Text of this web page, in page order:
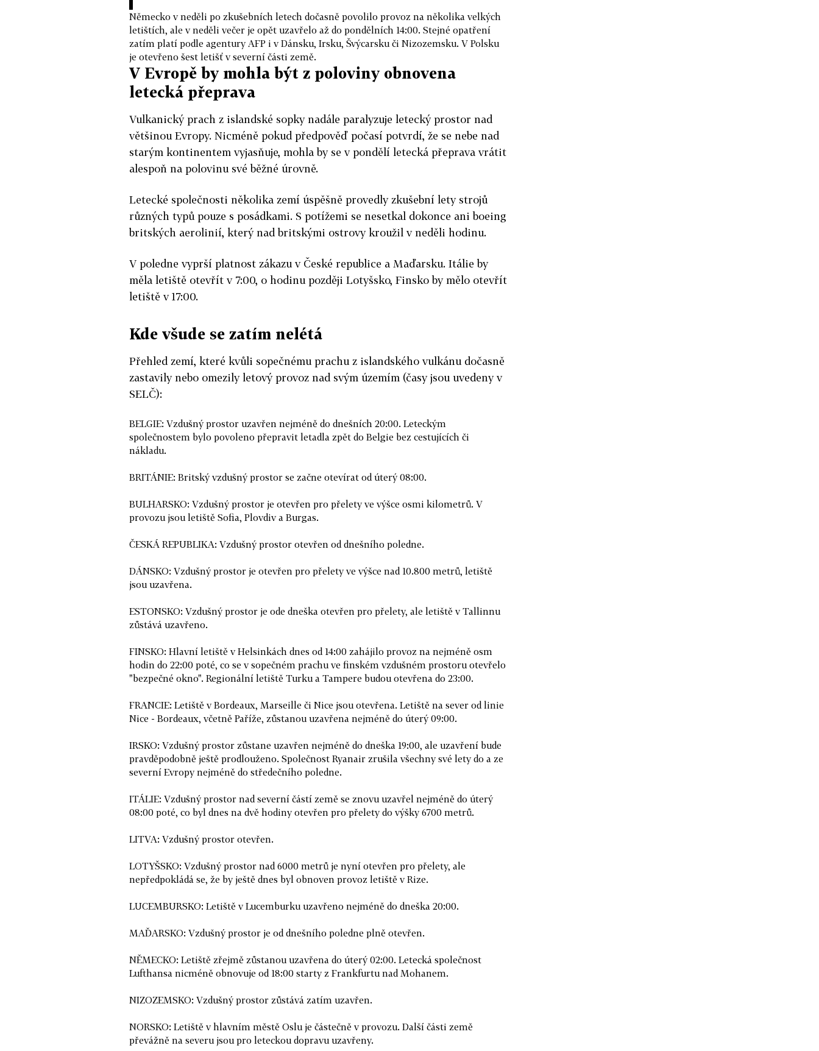
Německo v neděli po zkušebních letech dočasně povolilo provoz na několika velkých
letištích, ale v neděli večer je opět uzavřelo až do pondělních 14:00. Stejné opatření
zatím platí podle agentury AFP i v Dánsku, Irsku, Švýcarsku či Nizozemsku. V Polsku
je otevřeno šest letišť v severní části země.
V Evropě by mohla být z poloviny obnovena
letecká přeprava
Vulkanický prach z islandské sopky nadále paralyzuje letecký prostor nad
většinou Evropy. Nicméně pokud předpověď počasí potvrdí, že se nebe nad
starým kontinentem vyjasňuje, mohla by se v pondělí letecká přeprava vrátit
alespoň na polovinu své běžné úrovně.
Letecké společnosti několika zemí úspěšně provedly zkušební lety strojů
různých typů pouze s posádkami. S potížemi se nesetkal dokonce ani boeing
britských aerolinií, který nad britskými ostrovy kroužil v neděli hodinu.
V poledne vyprší platnost zákazu v České republice a Maďarsku. Itálie by
měla letiště otevřít v 7:00, o hodinu později Lotyšsko, Finsko by mělo otevřít
letiště v 17:00.
Kde všude se zatím nelétá
Přehled zemí, které kvůli sopečnému prachu z islandského vulkánu dočasně
zastavily nebo omezily letový provoz nad svým územím (časy jsou uvedeny v
SELČ):
BELGIE: Vzdušný prostor uzavřen nejméně do dnešních 20:00. Leteckým
společnostem bylo povoleno přepravit letadla zpět do Belgie bez cestujících či
nákladu.
BRITÁNIE: Britský vzdušný prostor se začne otevírat od úterý 08:00.
BULHARSKO: Vzdušný prostor je otevřen pro přelety ve výšce osmi kilometrů. V
provozu jsou letiště Sofia, Plovdiv a Burgas.
ČESKÁ REPUBLIKA: Vzdušný prostor otevřen od dnešního poledne.
DÁNSKO: Vzdušný prostor je otevřen pro přelety ve výšce nad 10.800 metrů, letiště
jsou uzavřena.
ESTONSKO: Vzdušný prostor je ode dneška otevřen pro přelety, ale letiště v Tallinnu
zůstává uzavřeno.
FINSKO: Hlavní letiště v Helsinkách dnes od 14:00 zahájilo provoz na nejméně osm
hodin do 22:00 poté, co se v sopečném prachu ve finském vzdušném prostoru otevřelo
"bezpečné okno". Regionální letiště Turku a Tampere budou otevřena do 23:00.
FRANCIE: Letiště v Bordeaux, Marseille či Nice jsou otevřena. Letiště na sever od linie
Nice - Bordeaux, včetně Paříže, zůstanou uzavřena nejméně do úterý 09:00.
IRSKO: Vzdušný prostor zůstane uzavřen nejméně do dneška 19:00, ale uzavření bude
pravděpodobně ještě prodlouženo. Společnost Ryanair zrušila všechny své lety do a ze
severní Evropy nejméně do středečního poledne.
ITÁLIE: Vzdušný prostor nad severní částí země se znovu uzavřel nejméně do úterý
08:00 poté, co byl dnes na dvě hodiny otevřen pro přelety do výšky 6700 metrů.
LITVA: Vzdušný prostor otevřen.
LOTYŠSKO: Vzdušný prostor nad 6000 metrů je nyní otevřen pro přelety, ale
nepředpokládá se, že by ještě dnes byl obnoven provoz letiště v Rize.
LUCEMBURSKO: Letiště v Lucemburku uzavřeno nejméně do dneška 20:00.
MAĎARSKO: Vzdušný prostor je od dnešního poledne plně otevřen.
NĚMECKO: Letiště zřejmě zůstanou uzavřena do úterý 02:00. Letecká společnost
Lufthansa nicméně obnovuje od 18:00 starty z Frankfurtu nad Mohanem.
NIZOZEMSKO: Vzdušný prostor zůstává zatím uzavřen.
NORSKO: Letiště v hlavním městě Oslu je částečně v provozu. Další části země
převážně na severu jsou pro leteckou dopravu uzavřeny.